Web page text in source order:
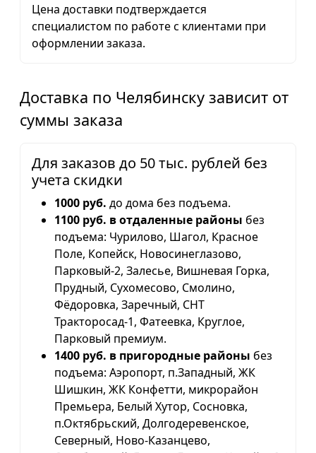
Цена доставки подтверждается
специалистом по работе с клиентами при
оформлении заказа.
Доставка по Челябинску зависит от
суммы заказа
Для заказов до 50 тыс. рублей без
учета скидки
1000 руб. до дома без подъема.
1100 руб. в отдаленные районы без
подъема: Чурилово, Шагол, Красное
Поле, Копейск, Новосинеглазово,
Парковый-2, Залесье, Вишневая Горка,
Прудный, Сухомесово, Смолино,
Фёдоровка, Заречный, СНТ
Тракторосад-1, Фатеевка, Круглое,
Парковый премиум.
1400 руб. в пригородные районы без
подъема: Аэропорт, п.Западный, ЖК
Шишкин, ЖК Конфетти, микрорайон
Премьера, Белый Хутор, Сосновка,
п.Октябрьский, Долгодеревенское,
Северный, Ново-Казанцево,